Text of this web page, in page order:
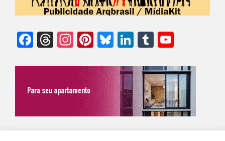
Facebook
Threads
Instagram
Pinterest
Bluesky
LinkedIn
Tumblr